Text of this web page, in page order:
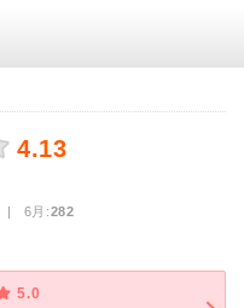
4.13
| 6月:282
5.0